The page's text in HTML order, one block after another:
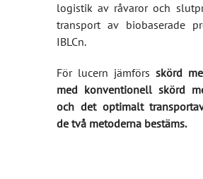
logistik av råvaror och
transport av biobaserade
IBLCn.
För lucern jämförs skörd
med konventionell skörd
och det optimalt
de två metoderna bestäms.